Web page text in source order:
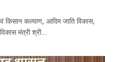
किसान कल्याण, आदिम जाति विकास,
मंत्री श्री…